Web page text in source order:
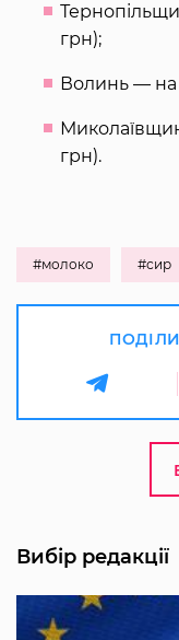
грн);
Волинь — на
грн).
#молоко #сир
Вибір редакції